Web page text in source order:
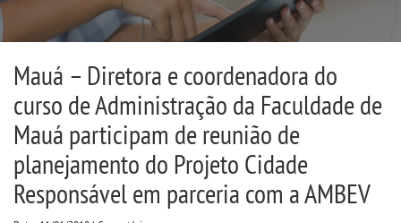
ESTÁGIOS
INFRAESTRUTURA
BIBLIOTECA
CPA
CPSA
Mauá – Diretora e coordenadora do
curso de Administração da Faculdade de
Mauá participam de reunião de
planejamento do Projeto Cidade
Responsável em parceria com a AMBEV